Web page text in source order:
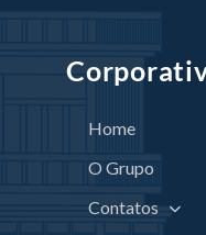
Home
O Grupo
Contatos